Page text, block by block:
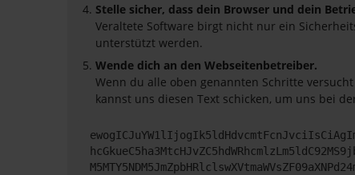
Stelle sicher, dass dein Browser und dein
Veraltete Software birgt nicht nur ein
unterstützt werden.
Wende dich an den Webseitenbetreiber.
Wenn du alle oben genannten Schritte
kannst uns diesen Text schicken, um uns bei